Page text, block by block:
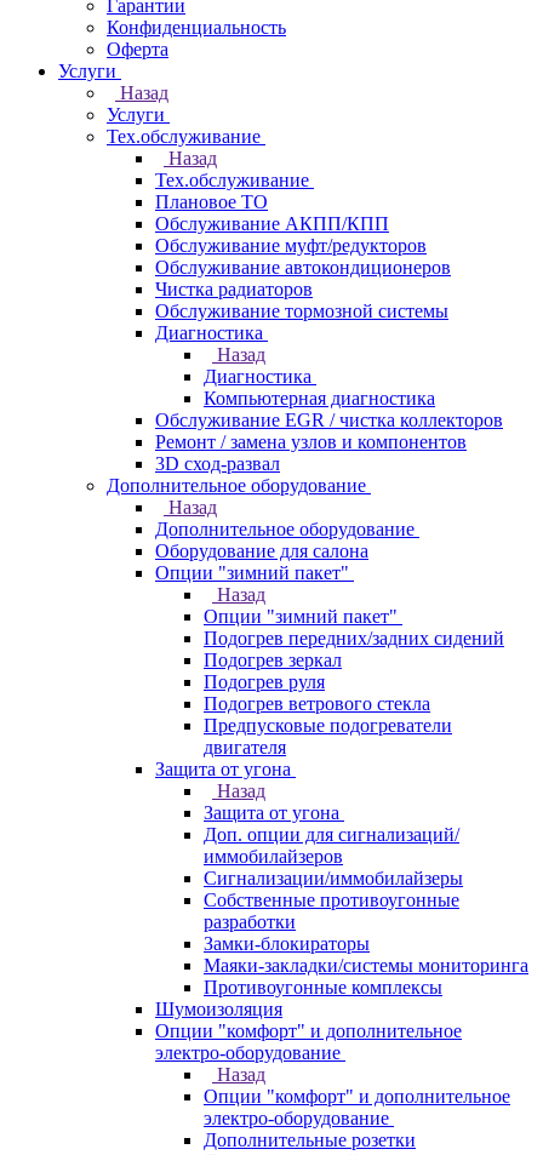
Гарантии
Конфиденциальность
Оферта
Услуги
Назад
Услуги
Тех.обслуживание
Назад
Тех.обслуживание
Плановое ТО
Обслуживание АКПП/КПП
Обслуживание муфт/редукторов
Обслуживание автокондиционеров
Чистка радиаторов
Обслуживание тормозной системы
Диагностика
Назад
Диагностика
Компьютерная диагностика
Обслуживание EGR / чистка коллекторов
Ремонт / замена узлов и компонентов
3D сход-развал
Дополнительное оборудование
Назад
Дополнительное оборудование
Оборудование для салона
Опции "зимний пакет"
Назад
Опции "зимний пакет"
Подогрев передних/задних сидений
Подогрев зеркал
Подогрев руля
Подогрев ветрового стекла
Предпусковые подогреватели
двигателя
Защита от угона
Назад
Защита от угона
Доп. опции для сигнализаций/
иммобилайзеров
Сигнализации/иммобилайзеры
Собственные противоугонные
разработки
Замки-блокираторы
Маяки-закладки/системы мониторинга
Противоугонные комплексы
Шумоизоляция
Опции "комфорт" и дополнительное
электро-оборудование
Назад
Опции "комфорт" и дополнительное
электро-оборудование
Дополнительные розетки